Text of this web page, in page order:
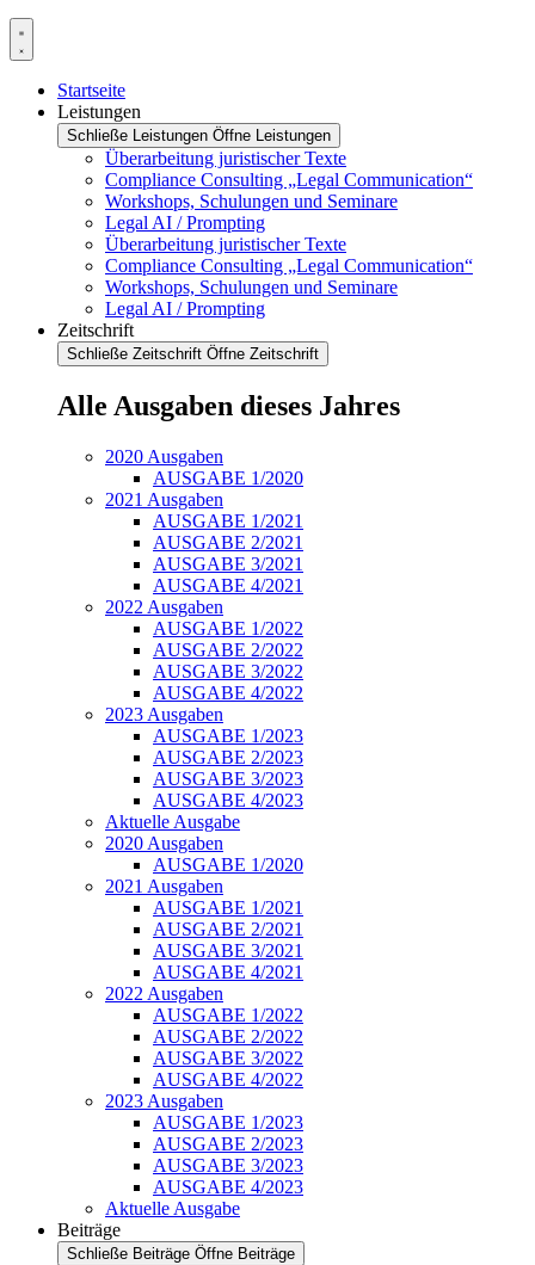
Startseite
Leistungen
Schließe Leistungen Öffne Leistungen
Überarbeitung juristischer Texte
Compliance Consulting „Legal Communication“
Workshops, Schulungen und Seminare
Legal AI / Prompting
Überarbeitung juristischer Texte
Compliance Consulting „Legal Communication“
Workshops, Schulungen und Seminare
Legal AI / Prompting
Zeitschrift
Schließe Zeitschrift Öffne Zeitschrift
Alle Ausgaben dieses Jahres
2020 Ausgaben
AUSGABE 1/2020
2021 Ausgaben
AUSGABE 1/2021
AUSGABE 2/2021
AUSGABE 3/2021
AUSGABE 4/2021
2022 Ausgaben
AUSGABE 1/2022
AUSGABE 2/2022
AUSGABE 3/2022
AUSGABE 4/2022
2023 Ausgaben
AUSGABE 1/2023
AUSGABE 2/2023
AUSGABE 3/2023
AUSGABE 4/2023
Aktuelle Ausgabe
2020 Ausgaben
AUSGABE 1/2020
2021 Ausgaben
AUSGABE 1/2021
AUSGABE 2/2021
AUSGABE 3/2021
AUSGABE 4/2021
2022 Ausgaben
AUSGABE 1/2022
AUSGABE 2/2022
AUSGABE 3/2022
AUSGABE 4/2022
2023 Ausgaben
AUSGABE 1/2023
AUSGABE 2/2023
AUSGABE 3/2023
AUSGABE 4/2023
Aktuelle Ausgabe
Beiträge
Schließe Beiträge Öffne Beiträge